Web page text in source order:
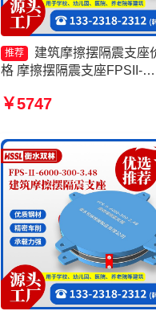
推荐
建筑摩擦摆隔震支座
格 摩擦摆隔震支座FPSII-
摩擦隔震支座生产厂家一
8000-350-3.81生产厂家
￥5747